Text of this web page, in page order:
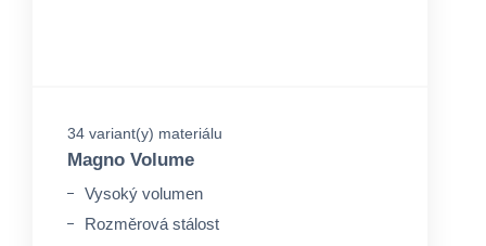
34 variant(y) materiálu
Magno Volume
Vysoký volumen
Rozměrová stálost